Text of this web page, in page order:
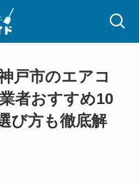
戸市のエアコ
者おすすめ10
び方も徹底解